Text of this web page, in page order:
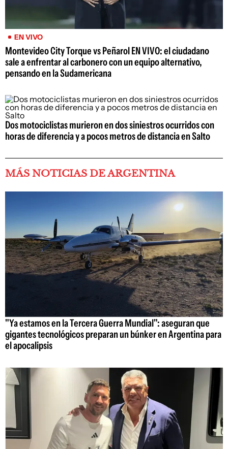
EN VIVO
Montevideo City Torque vs Peñarol EN VIVO: el ciudadano
sale a enfrentar al carbonero con un equipo alternativo,
pensando en la Sudamericana
Dos motociclistas murieron en dos siniestros ocurridos con
horas de diferencia y a pocos metros de distancia en Salto
MÁS NOTICIAS DE ARGENTINA
"Ya estamos en la Tercera Guerra Mundial": aseguran que
gigantes tecnológicos preparan un búnker en Argentina para
el apocalipsis